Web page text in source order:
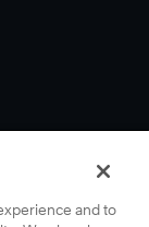
and to